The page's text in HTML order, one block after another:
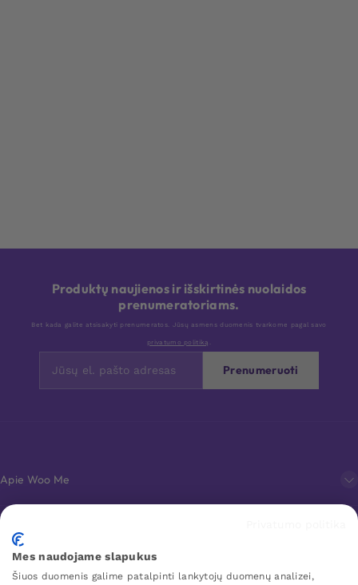
Produktų naujienos ir išskirtinės nuolaidos
prenumeratoriams.
Bet kada galite atsisakyti prenumeratos. Jūsų asmens duomenis tvarkome pagal savo
privatumo politiką .
Prenumeruoti
Apie Woo Me
Klientų aptarnavimas
Mes naudojame slapukus
Šiuos duomenis galime patalpinti lankytojų duomenų analizei,